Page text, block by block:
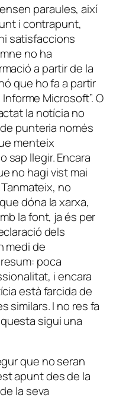
paraules, així
i contrapunt,
satisfaccions
no ha
a partir de la
que ho fa a partir
Microsoft”. O
la notícia no
punteria només
menteix
sap llegir. Encara
no hagi vist mai
Tanmateix, no
dóna la xarxa,
la font, ja és per
dels
medi de
resum: poca
i encara
està farcida de
similars. I no res fa
sigui una
que no seran
apunt des de la
la seva